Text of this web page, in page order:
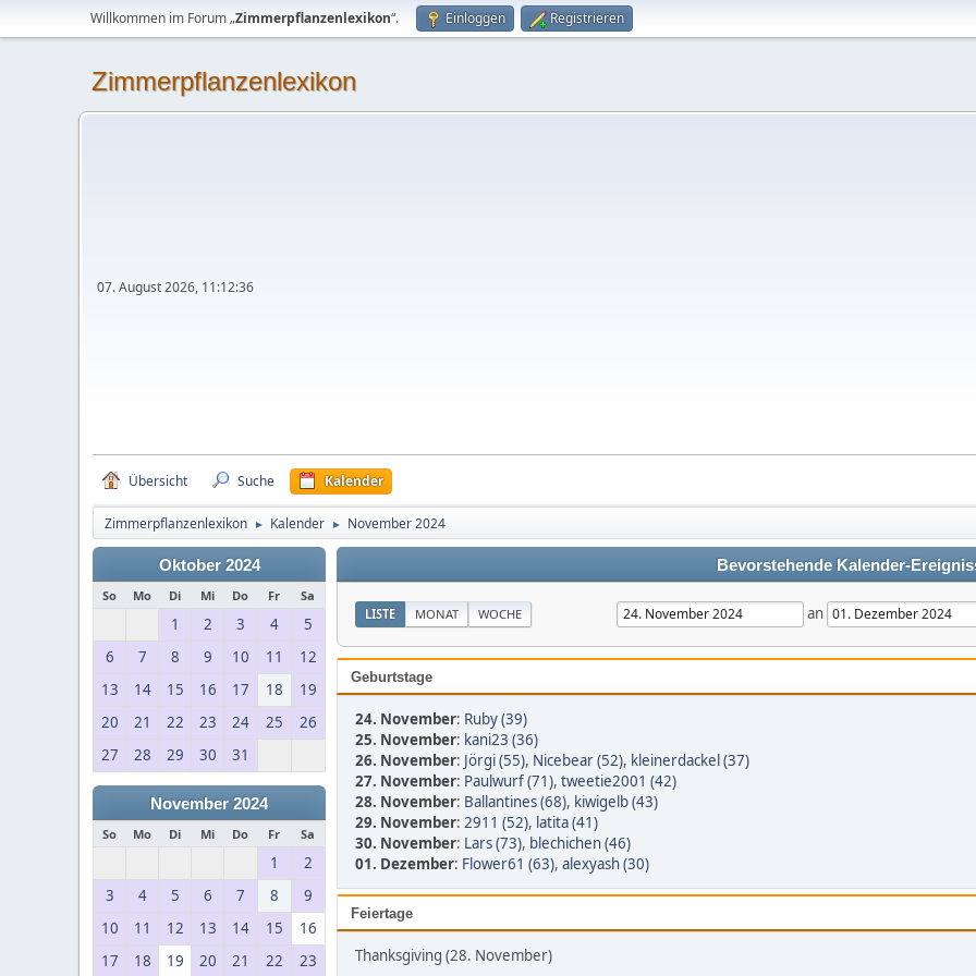
Willkommen im Forum „Zimmerpflanzenlexikon“. Einloggen Registrieren
Zimmerpflanzenlexikon
07. August 2026, 11:12:36
Übersicht Suche Kalender
Zimmerpflanzenlexikon ► Kalender ► November 2024
Oktober 2024
So Mo Di Mi Do Fr Sa
1 2 3 4
5
6
7 8 9 10 11
12
13
14 15 16 17 18
19
20
21 22 23 24 25
26
27
28 29 30 31
November 2024
So Mo Di Mi Do Fr Sa
1
2
3
4 5 6 7 8
9
10
11 12 13 14 15
16
17
18 19 20 21 22 23
Bevorstehende Kalender-
LISTE MONAT WOCHE an
Geburtstage
24. November: Ruby (39)
25. November: kani23 (36)
26. November: Jörgi (55), Nicebear (52), kleinerdackel (37)
27. November: Paulwurf (71), tweetie2001 (42)
28. November: Ballantines (68), kiwigelb (43)
29. November: 2911 (52), latita (41)
30. November: Lars (73), blechichen (46)
01. Dezember: Flower61 (63), alexyash (30)
Feiertage
Thanksgiving (28. November)